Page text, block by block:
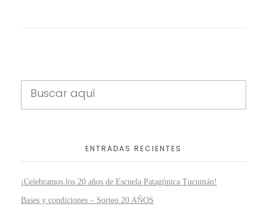
ENTRADAS RECIENTES
¡Celebramos los 20 años de Escuela Patagónica Tucumán!
Bases y condiciones – Sorteo 20 AÑOS